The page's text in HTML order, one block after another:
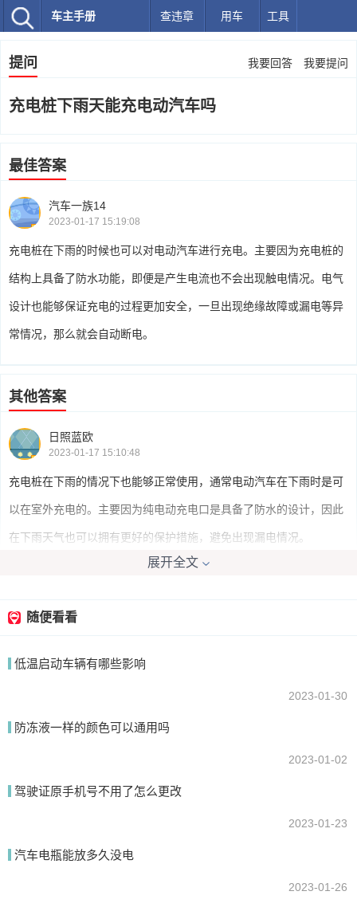
车主手册 查违章 用车 工具
提问 我要回答 我要提问
充电桩下雨天能充电动汽车吗
最佳答案
汽车一族14
2023-01-17 15:19:08
充电桩在下雨的时候也可以对电动汽车进行充电。主要因为充电桩的
结构上具备了防水功能，即便是产生电流也不会出现触电情况。电气
设计也能够保证充电的过程更加安全，一旦出现绝缘故障或漏电等异
常情况，那么就会自动断电。
其他答案
日照蓝欧
2023-01-17 15:10:48
充电桩在下雨的情况下也能够正常使用，通常电动汽车在下雨时是可
以在室外充电的。主要因为纯电动充电口是具备了防水的设计，因此
在下雨天气也可以拥有更好的保护措施，避免出现漏电情况。
展开全文
随便看看
低温启动车辆有哪些影响
2023-01-30
防冻液一样的颜色可以通用吗
2023-01-02
驾驶证原手机号不用了怎么更改
2023-01-23
汽车电瓶能放多久没电
2023-01-26